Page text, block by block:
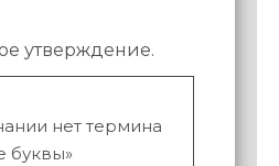
утверждение.
нет термина
буквы»